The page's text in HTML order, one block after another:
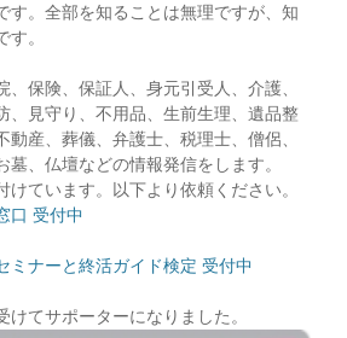
す。全部を知ることは無理ですが、知
。
、保険、保証人、身元引受人、介護、
、見守り、不用品、生前生理、遺品整
動産、葬儀、弁護士、税理士、僧侶、
墓、仏壇などの情報発信をします。
けています。以下より依頼ください。
口 受付中
ミナーと終活ガイド検定 受付中
けてサポーターになりました。